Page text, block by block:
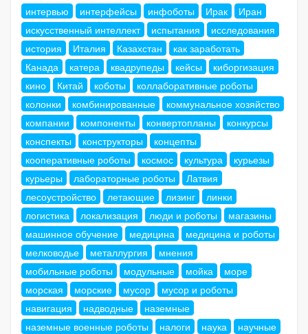
интервью
интерфейсы инфоботы Ирак
Иран
искусственный интеллект
испытания
исследования
история
Италия Казахстан
как заработать
Канада
катера квадрупеды кейсы
киборгизация
кино
Китай коботы
коллаборативные роботы
колонки
комбинированные
коммунальное хозяйство
компании
компоненты конвертопланы
конкурсы
конспекты
конструкторы
концепты
кооперативные роботы
космос культура
курьезы
курьеры
лабораторные роботы
Латвия
лесоустройство
летающие лизинг
линки
логистика
локализация люди и роботы
магазины
машинное обучение
медицина
медицина и роботы
мелководье
металлургия
мнения
мобильные роботы
модульные мойка
море
морская
морские мусор
мусор и роботы
навигация
надводные
наземные
наземные военные роботы
налоги наука
научные